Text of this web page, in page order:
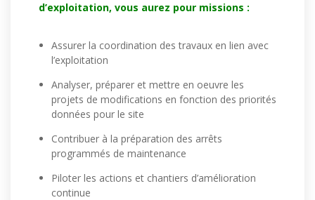
d’exploitation, vous aurez pour missions :
Assurer la coordination des travaux en lien avec
l’exploitation
Analyser, préparer et mettre en oeuvre les
projets de modifications en fonction des priorités
données pour le site
Contribuer à la préparation des arrêts
programmés de maintenance
Piloter les actions et chantiers d’amélioration
continue